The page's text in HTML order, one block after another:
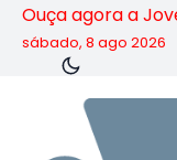
Ouça agora a
sábado, 8 ago 2026